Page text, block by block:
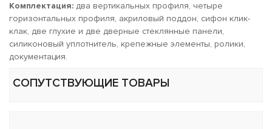
Комплектация: два вертикальных профиля, четыре
горизонтальных профиля, акриловый поддон, сифон клик-
клак, две глухие и две дверные стеклянные панели,
силиконовый уплотнитель, крепежные элементы, ролики,
документация.
СОПУТСТВУЮЩИЕ ТОВАРЫ